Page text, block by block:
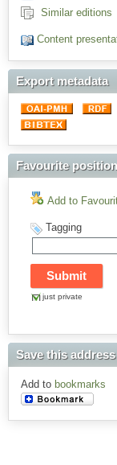
Similar editions
Content
Export metadata
Favourite
Add to
Tagging
just private
Save this address
Add to bookmarks